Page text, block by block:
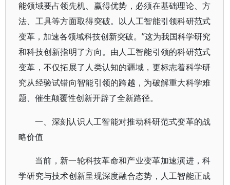
能领域要占领先机、赢得优势，必须在基础理论、方
法、工具等方面取得突破。以人工智能引领科研范式
变革，加速各领域科技创新突破。”这为我国科学研究
和科技创新指明了方向。由人工智能引领的科研范式
变革，不仅拓展了人类认知的疆域，更标志着科学研
究从经验试错向智能引领的跨越，为破解重大科学难
题、催生颠覆性创新开辟了全新路径。
一、深刻认识人工智能对推动科研范式变革的战
略价值
当前，新一轮科技革命和产业变革加速演进，科
学研究与技术创新呈现深度融合态势，人工智能正成